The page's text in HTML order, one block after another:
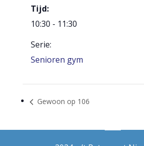
Tijd:
10:30 - 11:30
Serie:
Senioren gym
Gewoon op 106